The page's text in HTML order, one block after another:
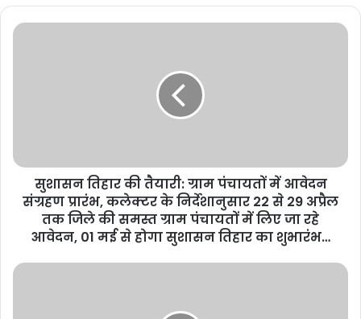
सुशासन तिहार की तैयारी: ग्राम पंचायतों में आवेदन
संग्रहण प्रारंभ, कलेक्टर के निर्देशानुसार 22 से 29 अप्रैल
तक जिले की समस्त ग्राम पंचायतों में लिए जा रहे
आवेदन, 01 मई से होगा सुशासन तिहार का शुभारंभ…